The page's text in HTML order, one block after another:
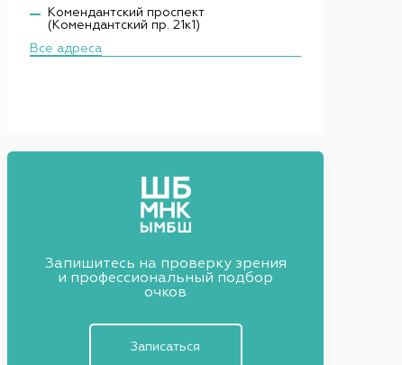
Комендантский проспект
(Комендантский пр. 21к1)
Все адреса
Запишитесь на проверку зрения
и профессиональный подбор
очков
Записаться